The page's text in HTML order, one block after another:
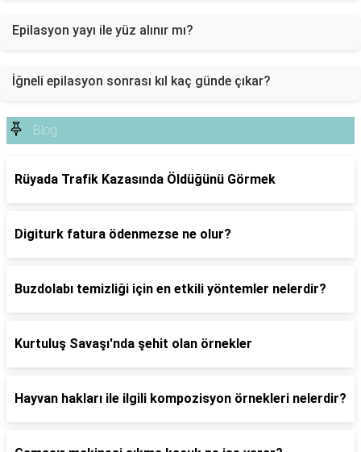
Epilasyon yayı ile yüz alınır mı?
İğneli epilasyon sonrası kıl kaç günde çıkar?
Blog
Rüyada Trafik Kazasında Öldüğünü Görmek
Digiturk fatura ödenmezse ne olur?
Buzdolabı temizliği için en etkili yöntemler nelerdir?
Kurtuluş Savaşı'nda şehit olan örnekler
Hayvan hakları ile ilgili kompozisyon örnekleri nelerdir?